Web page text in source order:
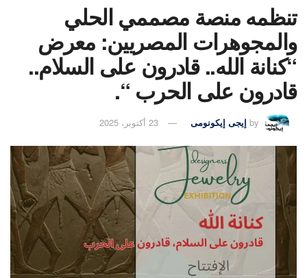
تنظمه منصة مصممي الحلي
والمجوهرات المصريين: معرض
“كنانة الله.. قادرون على السلام..
قادرون على الحرب “.
by إيجى إيكونومى 23 أكتوبر، 2025